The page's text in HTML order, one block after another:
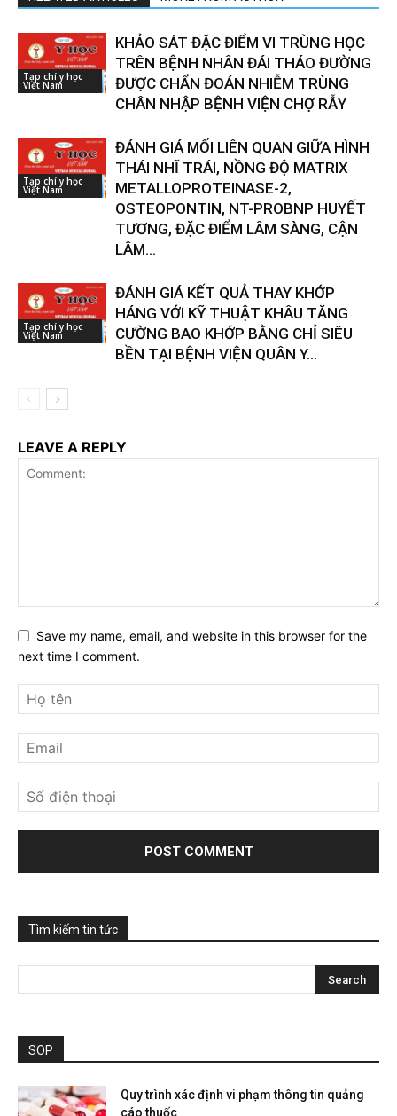
Tạp chí y học
Việt Nam
KHẢO SÁT ĐẶC ĐIỂM VI TRÙNG HỌC
TRÊN BỆNH NHÂN ĐÁI THÁO ĐƯỜNG
ĐƯỢC CHẨN ĐOÁN NHIỄM TRÙNG
CHÂN NHẬP BỆNH VIỆN CHỢ RẪY
Tạp chí y học
Việt Nam
ĐÁNH GIÁ MỐI LIÊN QUAN GIỮA HÌNH
THÁI NHĨ TRÁI, NỒNG ĐỘ MATRIX
METALLOPROTEINASE-2,
OSTEOPONTIN, NT-PROBNP HUYẾT
TƯƠNG, ĐẶC ĐIỂM LÂM SÀNG, CẬN
LÂM...
Tạp chí y học
Việt Nam
ĐÁNH GIÁ KẾT QUẢ THAY KHỚP
HÁNG VỚI KỸ THUẬT KHÂU TĂNG
CƯỜNG BAO KHỚP BẰNG CHỈ SIÊU
BỀN TẠI BỆNH VIỆN QUÂN Y...
LEAVE A REPLY
Save my name, email, and website in this browser for the
next time I comment.
Tìm kiếm tin tức
SOP
Quy trình xác định vi phạm thông tin quảng
cáo thuốc